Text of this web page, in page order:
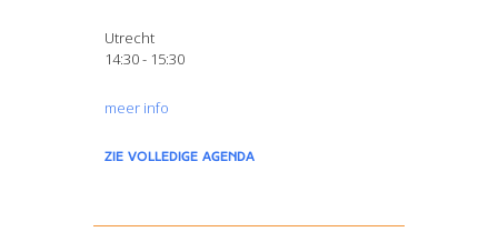
Utrecht
14:30 - 15:30
meer info
zie volledige agenda